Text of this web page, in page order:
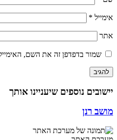
אימייל *
אתר
שמור בדפדפן זה את השם,
יישובים נוספים שיעניינו אותך
מושב רנן